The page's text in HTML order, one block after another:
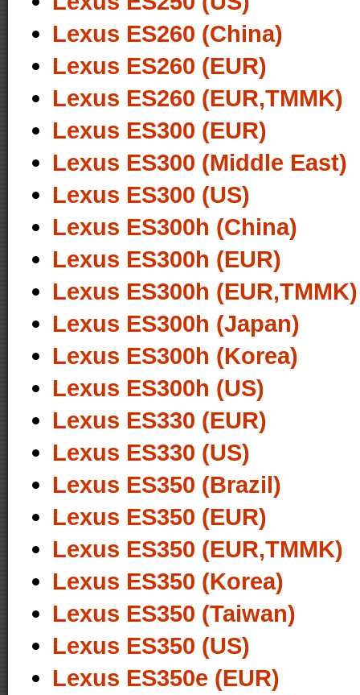
Lexus ES260 (China)
Lexus ES260 (EUR)
Lexus ES260 (EUR,TMMK)
Lexus ES300 (EUR)
Lexus ES300 (Middle East)
Lexus ES300 (US)
Lexus ES300h (China)
Lexus ES300h (EUR)
Lexus ES300h (EUR,TMMK)
Lexus ES300h (Japan)
Lexus ES300h (Korea)
Lexus ES300h (US)
Lexus ES330 (EUR)
Lexus ES330 (US)
Lexus ES350 (Brazil)
Lexus ES350 (EUR)
Lexus ES350 (EUR,TMMK)
Lexus ES350 (Korea)
Lexus ES350 (Taiwan)
Lexus ES350 (US)
Lexus ES350e (EUR)